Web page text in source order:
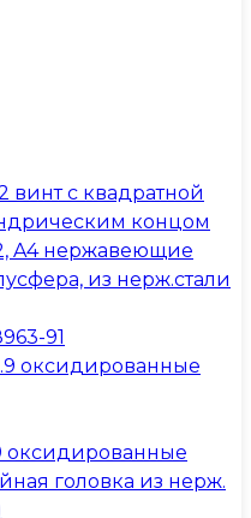
винт с квадратной
концом
A4 нержавеющие
из нерж.стали
91
оксидированные
оксидированные
головка из нерж.